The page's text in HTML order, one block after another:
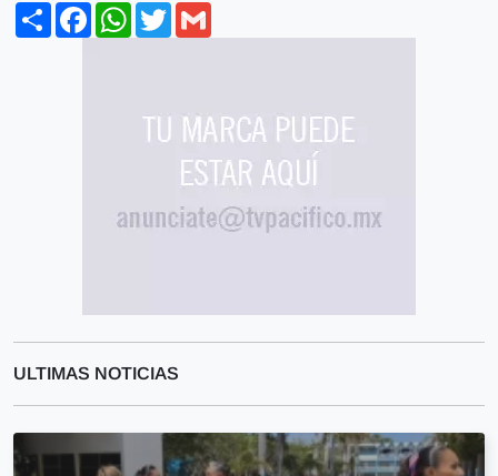
ShareFacebookWhatsApp
Twitter
ULTIMAS NOTICIAS